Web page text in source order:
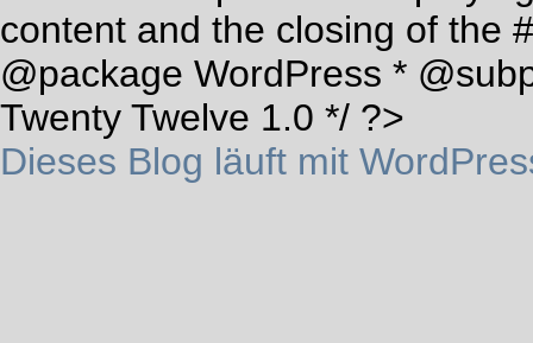
content and the closing of the
@package WordPress *
Twenty Twelve 1.0 */ ?>
Dieses Blog läuft mit